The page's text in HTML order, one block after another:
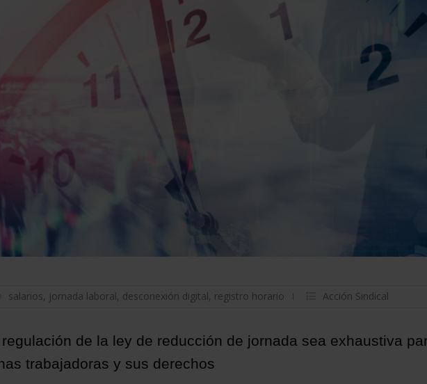
salarios, jornada laboral, desconexión digital, registro horario Acción Sindical
de la ley de reducción de jornada sea exhaustiva
trabajadoras y sus derechos